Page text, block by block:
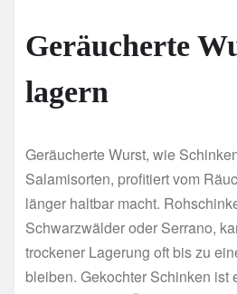
Geräucherte
lagern
Geräucherte Wurst, wie
Salamisorten, profitiert vom
länger haltbar macht.
Schwarzwälder oder Serrano,
trockener Lagerung oft bis zu
bleiben. Gekochter Schinken ist